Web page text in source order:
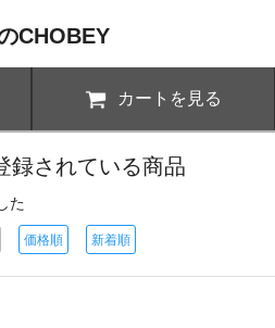
CHOBEY
カートを見る
録されている商品
た
価格順 新着順